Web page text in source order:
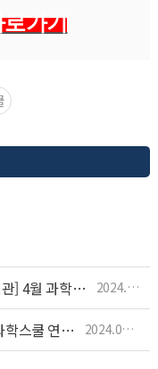
가기
[국립대구과학관 상설전시관] 4월 과학의 달 맞이 무료입장 2024.04.11
국립광주과학관 2024년 과학스쿨 연간 일정 2024.04.09